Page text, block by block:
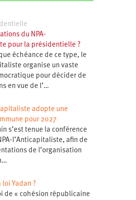
du NPA-
pour la présidentielle ?
échéance de ce type, le
organise un vaste
pour décider de
en vue de l’…
adopte une
pour 2027
s’est tenue la conférence
l’Anticapitaliste, afin de
de l’organisation
loi Yadan ?
de « cohésion républicaine